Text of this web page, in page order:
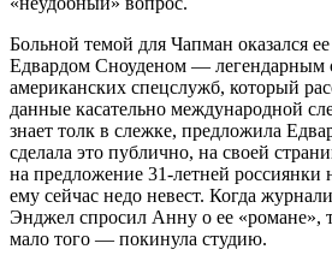
Больной темой для Чапман оказался
Едвардом Сноуденом — легендарным
американских спецслужб, который
данные касательно международной
знает толк в слежке, предложила
сделала это публично, на своей
на предложение 31-летней россиянки
ему сейчас недо невест. Когда
Энджел спросил Анну о ее «романе»,
мало того — покинула студию.